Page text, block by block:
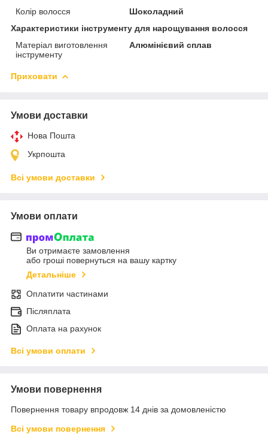
Колір волосся
Шоколадний
Характеристики інструменту для нарощування волосся
Матеріал виготовлення
інструменту
Алюмінієвий сплав
Приховати
Умови доставки
Нова Пошта
Укрпошта
Всі умови доставки
Умови оплати
Ви отримаєте замовлення
або гроші повернуться на вашу картку
Детальніше
Оплатити частинами
Післяплата
Оплата на рахунок
Всі умови оплати
Умови повернення
Повернення товару впродовж 14 днів за домовленістю
Всі умови повернення